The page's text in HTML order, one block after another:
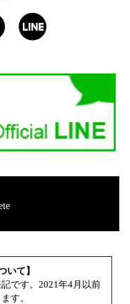
いて】
です。2021年4月以前
す。